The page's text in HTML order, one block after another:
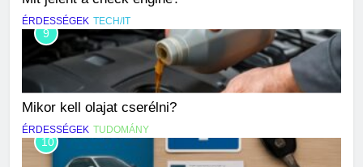
ÉRDESSÉGEK TECH/IT
9
Mikor kell olajat cserélni?
ÉRDESSÉGEK TUDOMÁNY
10